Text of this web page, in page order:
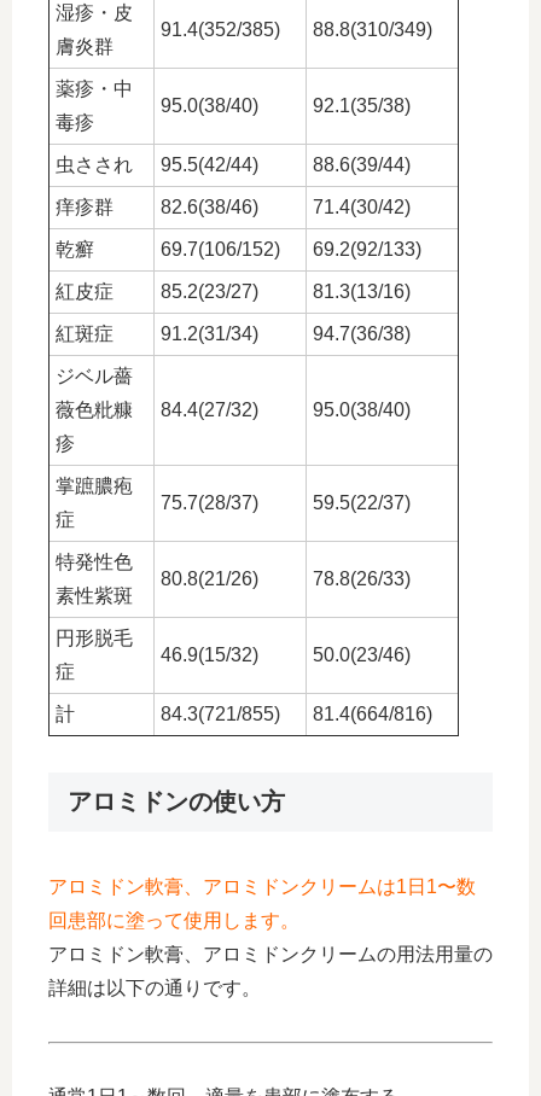
湿疹・皮
膚炎群
91.4(352/385) 88.8(310/349)
薬疹・中
毒疹
95.0(38/40) 92.1(35/38)
虫さされ 95.5(42/44) 88.6(39/44)
痒疹群 82.6(38/46) 71.4(30/42)
乾癬 69.7(106/152) 69.2(92/133)
紅皮症 85.2(23/27) 81.3(13/16)
紅斑症 91.2(31/34) 94.7(36/38)
ジベル薔
薇色粃糠
疹
84.4(27/32) 95.0(38/40)
掌蹠膿疱
症
75.7(28/37) 59.5(22/37)
特発性色
素性紫斑
80.8(21/26) 78.8(26/33)
円形脱毛
症
46.9(15/32) 50.0(23/46)
計 84.3(721/855) 81.4(664/816)
アロミドンの使い方
アロミドン軟膏、アロミドンクリームは1日1〜数
回患部に塗って使用します。
アロミドン軟膏、アロミドンクリームの用法用量の
詳細は以下の通りです。